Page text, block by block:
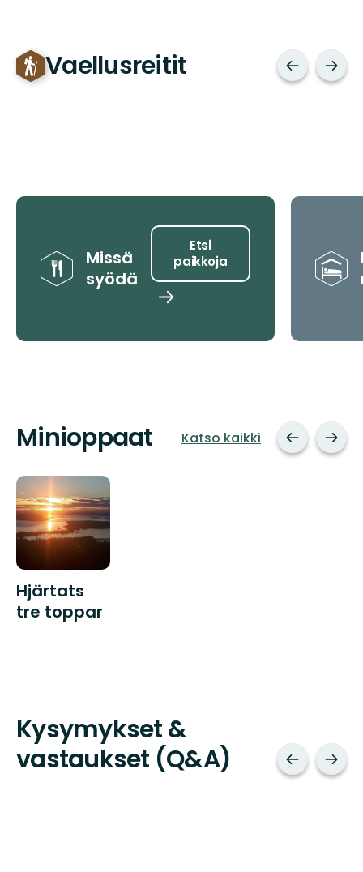
Vaellusreitit
Vinkit
Missä
syödä
Etsi
paikkoja
Etsi
Minioppaat Katso kaikki
Hjärtats
tre toppar
Kysymykset &
vastaukset (Q&A)